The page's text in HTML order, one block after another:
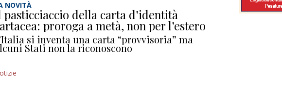
NOVITÀ
pasticciaccio della carta d’identità
proroga a metà, non per l’estero
si inventa una carta “provvisoria” ma
Stati non la riconoscono